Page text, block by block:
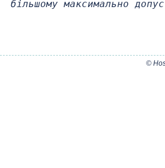
більшому максимально
©